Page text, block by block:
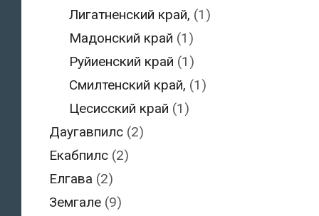
Лигатненский край, (1)
Мадонский край (1)
Руйиенский край (1)
Смилтенский край, (1)
Цесисский край (1)
Даугавпилс(2)
Екабпилс(2)
Елгава (2)
Земгале(9)